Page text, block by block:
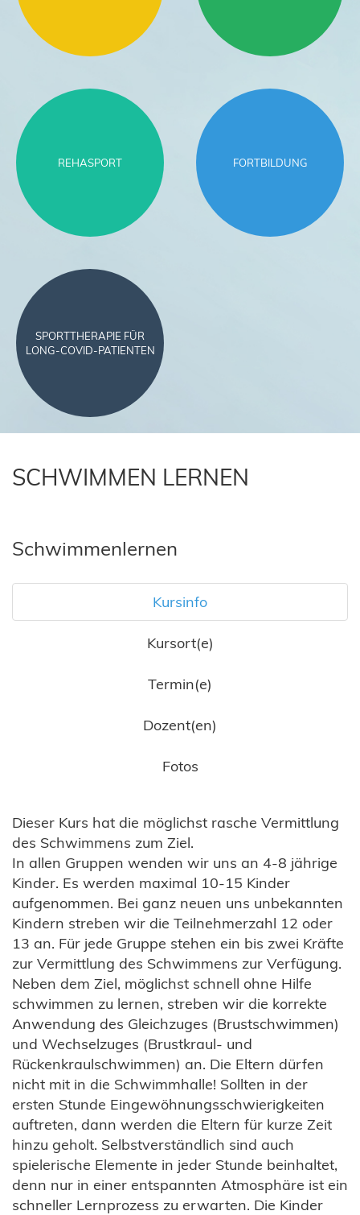
REHASPORT FORTBILDUNG
SPORTTHERAPIE FÜR
LONG-COVID-PATIENTEN
SCHWIMMEN LERNEN
Schwimmenlernen
Kursinfo
Kursort(e)
Termin(e)
Dozent(en)
Fotos
Dieser Kurs hat die möglichst rasche Vermittlung
des Schwimmens zum Ziel.
In allen Gruppen wenden wir uns an 4-8 jährige
Kinder. Es werden maximal 10-15 Kinder
aufgenommen. Bei ganz neuen uns unbekannten
Kindern streben wir die Teilnehmerzahl 12 oder
13 an. Für jede Gruppe stehen ein bis zwei Kräfte
zur Vermittlung des Schwimmens zur Verfügung.
Neben dem Ziel, möglichst schnell ohne Hilfe
schwimmen zu lernen, streben wir die korrekte
Anwendung des Gleichzuges (Brustschwimmen)
und Wechselzuges (Brustkraul- und
Rückenkraulschwimmen) an. Die Eltern dürfen
nicht mit in die Schwimmhalle! Sollten in der
ersten Stunde Eingewöhnungsschwierigkeiten
auftreten, dann werden die Eltern für kurze Zeit
hinzu geholt. Selbstverständlich sind auch
spielerische Elemente in jeder Stunde beinhaltet,
denn nur in einer entspannten Atmosphäre ist ein
schneller Lernprozess zu erwarten. Die Kinder